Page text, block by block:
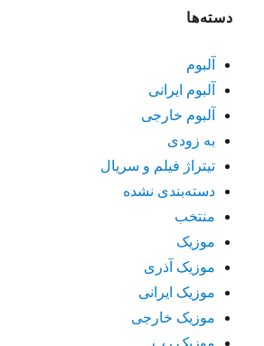
دسته‌ها
آلبوم
آلبوم ایرانی
آلبوم خارجی
به زودی
تیتراژ فیلم و سریال
دسته‌بندی نشده
منتخب
موزیک
موزیک آذری
موزیک ایرانی
موزیک خارجی
موزیک رپ